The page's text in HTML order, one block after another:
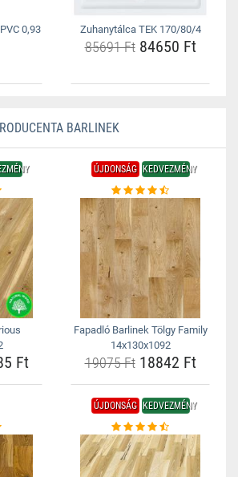
0,93
Zuhanytálca TEK 170/80/4
85691 Ft84650 Ft
BARLINEK
Ft
ÚJDONSÁG KEDVEZMÉNY
Fapadló Barlinek Tölgy Family
14x130x1092
19075 Ft18842 Ft
ÚJDONSÁG KEDVEZMÉNY